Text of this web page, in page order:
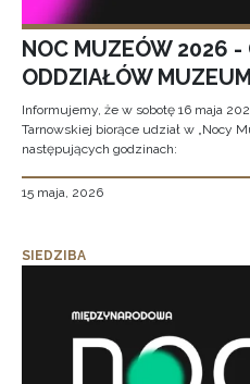
NOC MUZEÓW 2026 -
ODDZIAŁÓW MUZEUM
Informujemy, że w sobotę 16 maja
Tarnowskiej biorące udział w „Nocy
następujących godzinach:
15 maja, 2026
SIEDZIBA